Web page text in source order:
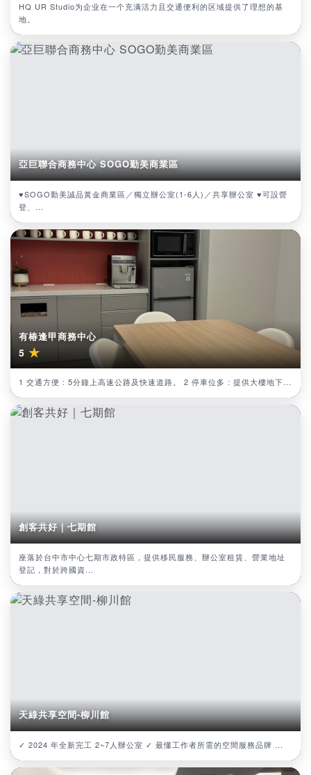
HQ UR Studio为企业在一个充满活力且交通便利的区域提供了理想的基
地。
亞巨聯合商務中心 SOGO勤美商業區
♥SOGO勤美誠品黃金商業區／獨立辦公室(1-6人)／共享辦公室 ♥可設營
登、...
有椿逢甲商務中心
5 ★
1 交通方便 : 5分鐘上高速公路及快速道路。 2 停車位多 : 提供大樓地下...
創客共好｜七期館
座落於台中市中心七期市政特區，提供移民服務、辦公室租賃、營業地址
登記，對於跨國資...
天綠共享空間-柳川館
✓ 2024 年全新完工 2~7人辦公室 ✓ 最懂工作者所需的空間服務品牌 ...